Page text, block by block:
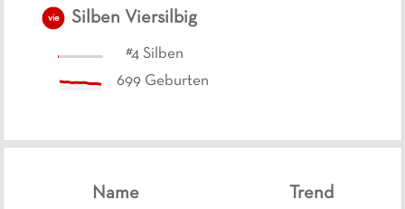
vie Silben Viersilbig
#4 Silben
699 Geburten
Name Trend